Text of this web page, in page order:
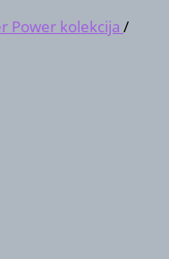
Power kolekcija /